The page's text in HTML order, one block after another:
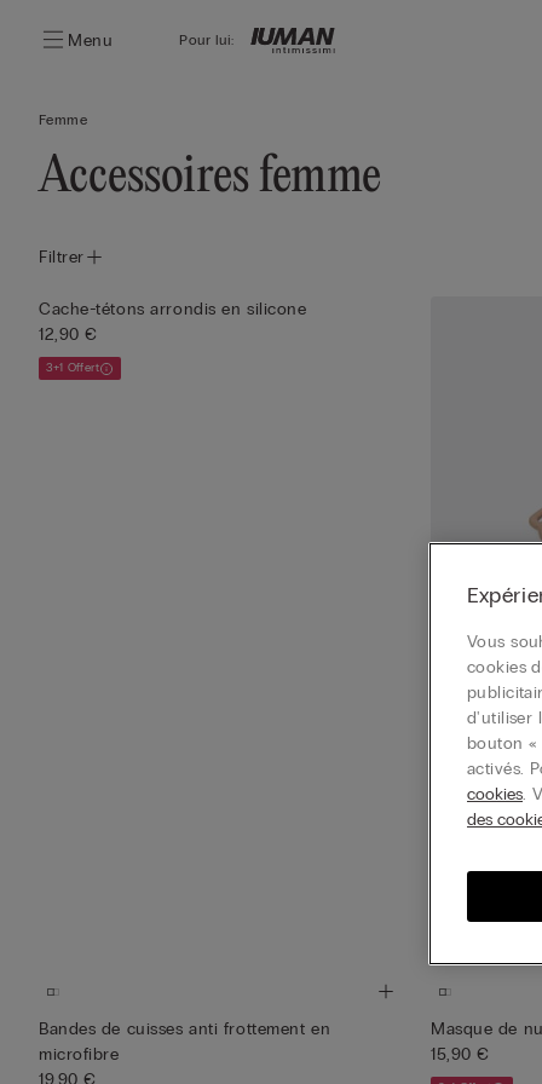
Menu Pour lui:
Femme
Accessoires femme
Filtrer
Cache-tétons arrondis en silicone
12,90 €
3+1 Offert
Gancetti per
3+1 Offert
Bandes de cuisses anti frottement en
microfibre
19,90 €
Masque de
15,90 €
Vous
cookies
d'utiliser
bouton «
activés.
cookies.
des